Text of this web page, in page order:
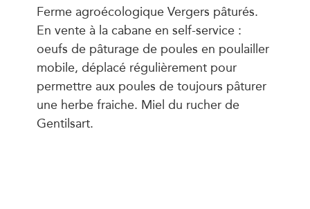
Ferme agroécologique Vergers pâturés.
En vente à la cabane en self-service :
oeufs de pâturage de poules en poulailler
mobile, déplacé régulièrement pour
permettre aux poules de toujours pâturer
une herbe fraiche. Miel du rucher de
Gentilsart.